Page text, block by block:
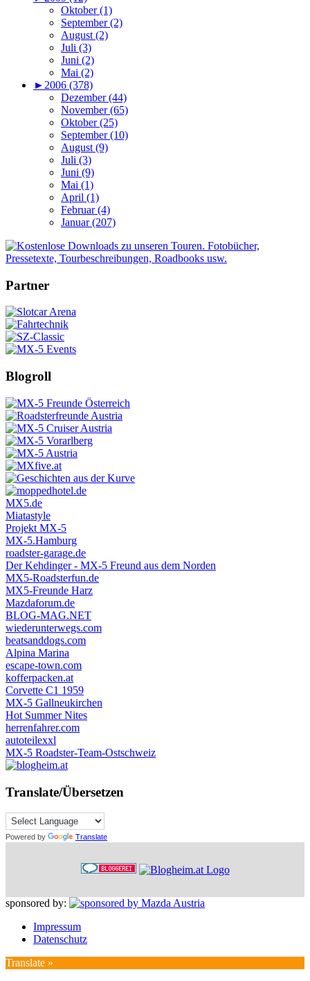
Oktober (1)
September (2)
August (2)
Juli (3)
Juni (2)
Mai (2)
► 2006 (378)
Dezember (44)
November (65)
Oktober (25)
September (10)
August (9)
Juli (3)
Juni (9)
Mai (1)
April (1)
Februar (4)
Januar (207)
Partner
Blogroll
MX5.de
Miatastyle
Projekt MX-5
MX-5.Hamburg
roadster-garage.de
Der Kehdinger - MX-5 Freund aus dem Norden
MX5-Roadsterfun.de
MX5-Freunde Harz
Mazdaforum.de
BLOG-MAG.NET
wiederunterwegs.com
beatsanddogs.com
Alpina Marina
escape-town.com
kofferpacken.at
Corvette C1 1959
MX-5 Gallneukirchen
Hot Summer Nites
herrenfahrer.com
autoteilexxl
MX-5 Roadster-Team-Ostschweiz
Translate/Übersetzen
Powered by Translate
sponsored by:
Impressum
Datenschutz
Translate »